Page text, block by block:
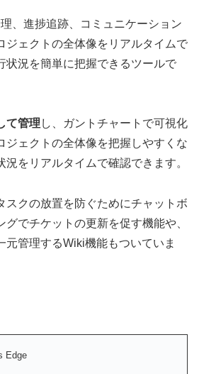
、進捗追跡、コミュニケーション
ジェクトの全体像をリアルタイムで
状況を簡単に把握できるツールで
て管理 し、ガントチャートで可視化
ジェクトの全体像を把握しやすくな
況をリアルタイムで確認できます。
スクの放置を防ぐためにチャットボ
グでチケットの更新を促す機能や、
元管理するWiki機能もついていま
Edge